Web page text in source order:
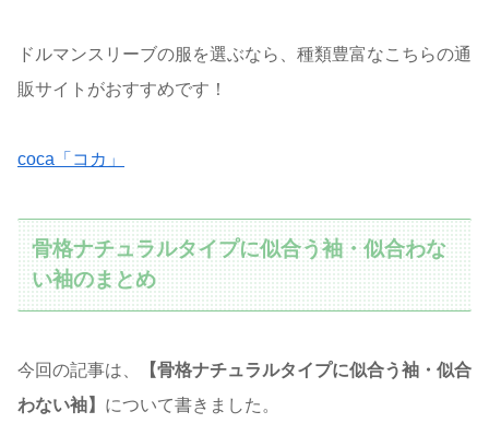
ドルマンスリーブの服を選ぶなら、種類豊富なこちらの通
販サイトがおすすめです！
coca「コカ」
骨格ナチュラルタイプに似合う袖・似合わな
い袖のまとめ
今回の記事は、
【骨格ナチュラルタイプに似合う袖・似合
わない袖】 について書きました。